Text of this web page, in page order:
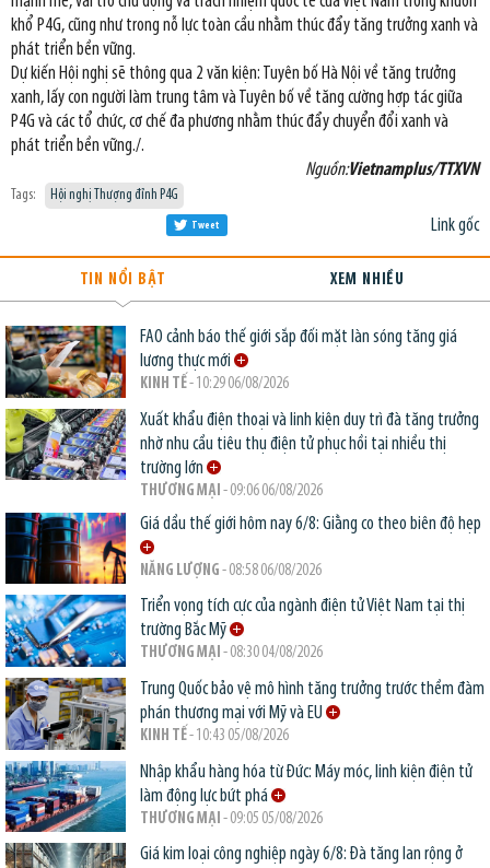
khổ P4G, cũng như trong nỗ lực toàn cầu nhằm thúc đẩy tăng trưởng xanh và
phát triển bền vững.
Dự kiến Hội nghị sẽ thông qua 2 văn kiện: Tuyên bố Hà Nội về tăng trưởng
xanh, lấy con người làm trung tâm và Tuyên bố về tăng cường hợp tác giữa
P4G và các tổ chức, cơ chế đa phương nhằm thúc đẩy chuyển đổi xanh và
phát triển bền vững./.
Nguồn:Vietnamplus/TTXVN
Tags: Hội nghị Thượng đỉnh P4G
Link gốc
Tweet
TIN NỔI BẬT XEM NHIỀU
FAO cảnh báo thế giới sắp đối mặt làn sóng tăng giá
lương thực mới
KINH TẾ- 10:29 06/08/2026
Xuất khẩu điện thoại và linh kiện duy trì đà tăng trưởng
nhờ nhu cầu tiêu thụ điện tử phục hồi tại nhiều thị
trường lớn
THƯƠNG MẠI - 09:06 06/08/2026
Giá dầu thế giới hôm nay 6/8: Giằng co theo biên độ hẹp
NĂNG LƯỢNG - 08:58 06/08/2026
Triển vọng tích cực của ngành điện tử Việt Nam tại thị
trường Bắc Mỹ
THƯƠNG MẠI - 08:30 04/08/2026
Trung Quốc bảo vệ mô hình tăng trưởng trước thềm đàm
phán thương mại với Mỹ và EU
KINH TẾ- 10:43 05/08/2026
Nhập khẩu hàng hóa từ Đức: Máy móc, linh kiện điện tử
làm động lực bứt phá
THƯƠNG MẠI - 09:05 05/08/2026
Giá kim loại công nghiệp ngày 6/8: Đà tăng lan rộng ở